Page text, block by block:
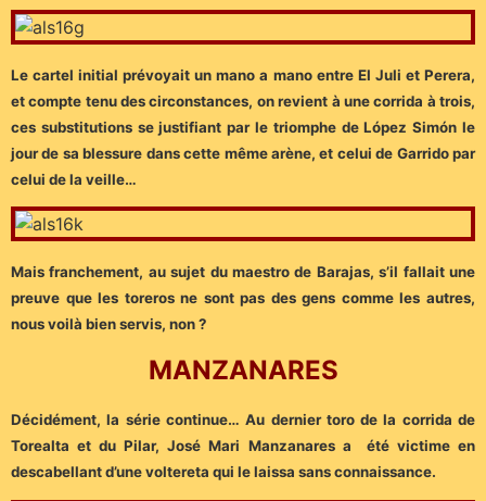
Le cartel initial prévoyait un mano a mano entre El Juli et Perera,
et compte tenu des circonstances, on revient à une corrida à trois,
ces substitutions se justifiant par le triomphe de López Simón le
jour de sa blessure dans cette même arène, et celui de Garrido par
celui de la veille…
Mais franchement, au sujet du maestro de Barajas, s’il fallait une
preuve que les toreros ne sont pas des gens comme les autres,
nous voilà bien servis, non ?
MANZANARES
Décidément, la série continue… Au dernier toro de la corrida de
Torealta et du Pilar, José Mari Manzanares a été victime en
descabellant d’une voltereta qui le laissa sans connaissance.